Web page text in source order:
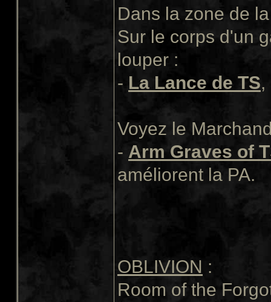
Dans la zone de
Sur le corps d'un
louper :
- La Lance de TS,
Voyez le
- Arm Graves of
améliorent la PA.
OBLIVION :
Room of the